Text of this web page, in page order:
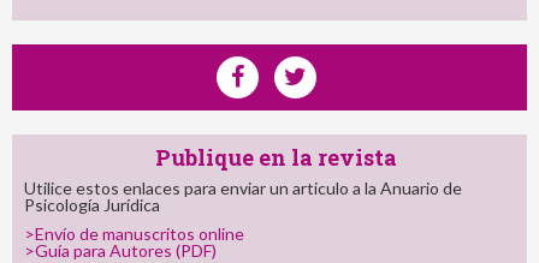
Publique en la revista
Utilice estos enlaces para enviar un articulo a la Anuario de
Psicología Jurídica
>Envío de manuscritos online
>Guía para Autores (PDF)